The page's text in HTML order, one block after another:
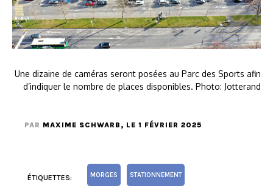
Une dizaine de caméras seront posées au Parc des Sports afin
d’indiquer le nombre de places disponibles. Photo: Jotterand
PAR MAXIME SCHWARB , LE 1 FÉVRIER 2025
ÉTIQUETTES: MORGES STATIONNEMENT